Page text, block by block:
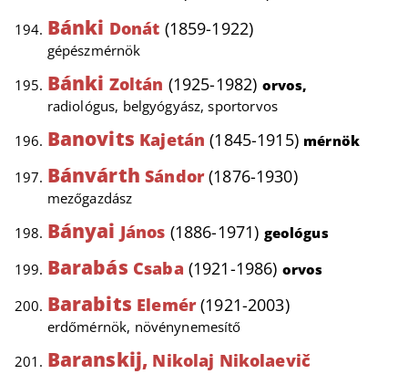
Bánki Donát (1859-1922)
gépészmérnök
Bánki Zoltán (1925-1982) orvos,
radiológus, belgyógyász, sportorvos
Banovits Kajetán(1845-1915) mérnök
BánvárthSándor(1876-1930)
mezőgazdász
Bányai János (1886-1971) geológus
Barabás Csaba (1921-1986) orvos
Barabits Elemér(1921-2003)
erdőmérnök, növénynemesítő
Baranskij, Nikolaj Nikolaevič